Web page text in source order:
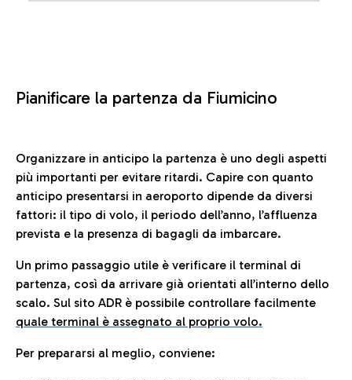
Pianificare la partenza da Fiumicino
Organizzare in anticipo la partenza è uno degli aspetti
più importanti per evitare ritardi. Capire con quanto
anticipo presentarsi in aeroporto dipende da diversi
fattori: il tipo di volo, il periodo dell’anno, l’affluenza
prevista e la presenza di bagagli da imbarcare.
Un primo passaggio utile è verificare il terminal di
partenza, così da arrivare già orientati all’interno dello
scalo. Sul sito ADR è possibile controllare facilmente
quale terminal è assegnato al proprio volo.
Per prepararsi al meglio, conviene: